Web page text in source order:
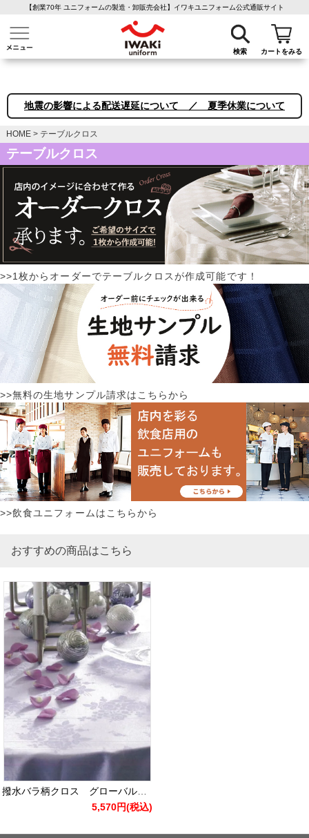
【創業70年 ユニフォームの製造・卸販売会社】イワキユニフォーム公式通販サイト
検索 カートをみる
介護ユニフォーム 作業着・作業服 ファン付き作業着 医療白衣
地震の影響による配送遅延について ／ 夏季休業について
HOME テーブルクロス
テーブルクロス
>>1枚からオーダーでテーブルクロスが作成可能です！
>>無料の生地サンプル請求はこちらから
>>飲食ユニフォームはこちらから
おすすめの商品はこちら
5,570円(税込)